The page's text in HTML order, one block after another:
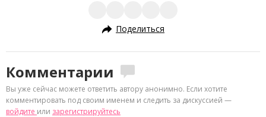
Поделиться
Комментарии
Вы уже сейчас можете ответить автору анонимно. Если хотите
комментировать под своим именем и следить за дискуссией —
войдите или зарегистрируйтесь